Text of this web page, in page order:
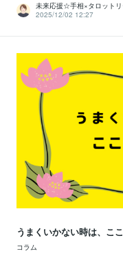
未来応援☆手相×タロットリ
2025/12/02 12:27
うまくいかない時は、こ
コラム